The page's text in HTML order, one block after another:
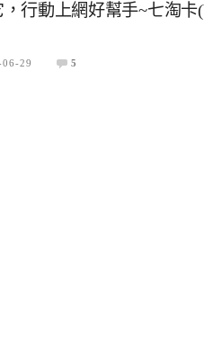
行動上網好幫手~七淘
29 5